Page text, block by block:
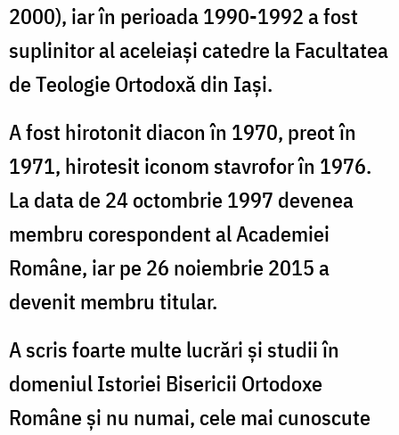
2000), iar în perioada 1990-1992 a fost
suplinitor al aceleiași catedre la Facultatea
de Teologie Ortodoxă din Iași.
A fost hirotonit diacon în 1970, preot în
1971, hirotesit iconom stavrofor în 1976.
La data de 24 octombrie 1997 devenea
membru corespondent al Academiei
Române, iar pe 26 noiembrie 2015 a
devenit membru titular.
A scris foarte multe lucrări și studii în
domeniul Istoriei Bisericii Ortodoxe
Române și nu numai, cele mai cunoscute